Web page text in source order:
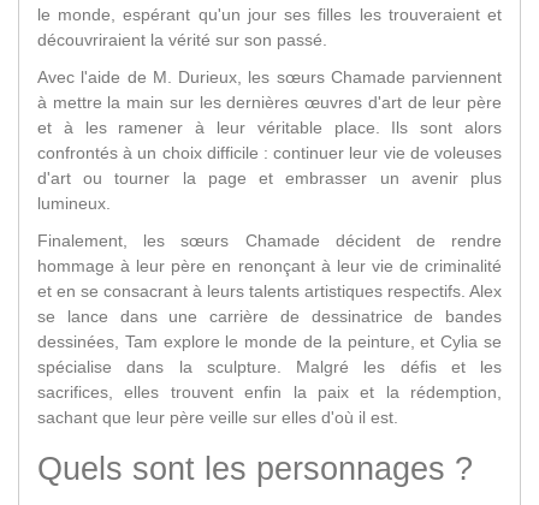
le monde, espérant qu'un jour ses filles les trouveraient et
découvriraient la vérité sur son passé.
Avec l'aide de M. Durieux, les sœurs Chamade parviennent
à mettre la main sur les dernières œuvres d'art de leur père
et à les ramener à leur véritable place. Ils sont alors
confrontés à un choix difficile : continuer leur vie de voleuses
d'art ou tourner la page et embrasser un avenir plus
lumineux.
Finalement, les sœurs Chamade décident de rendre
hommage à leur père en renonçant à leur vie de criminalité
et en se consacrant à leurs talents artistiques respectifs. Alex
se lance dans une carrière de dessinatrice de bandes
dessinées, Tam explore le monde de la peinture, et Cylia se
spécialise dans la sculpture. Malgré les défis et les
sacrifices, elles trouvent enfin la paix et la rédemption,
sachant que leur père veille sur elles d'où il est.
Quels sont les personnages ?